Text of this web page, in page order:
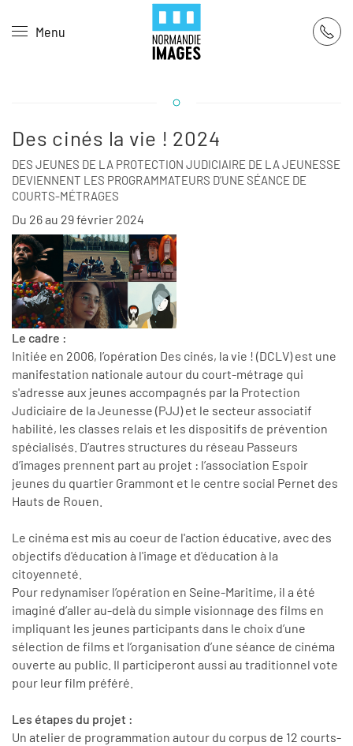
Skip to main content
Menu
Des cinés la vie ! 2024
DES JEUNES DE LA PROTECTION JUDICIAIRE DE LA JEUNESSE
DEVIENNENT LES PROGRAMMATEURS D’UNE SÉANCE DE
COURTS-MÉTRAGES
Du 26 au 29 février 2024
Le cadre :
Initiée en 2006, l’opération Des cinés, la vie ! (DCLV) est une
manifestation nationale autour du court-métrage qui
s'adresse aux jeunes accompagnés par la Protection
Judiciaire de la Jeunesse (PJJ) et le secteur associatif
habilité, les classes relais et les dispositifs de prévention
spécialisés. D’autres structures du réseau Passeurs
d’images prennent part au projet : l’association Espoir
jeunes du quartier Grammont et le centre social Pernet des
Hauts de Rouen.
Le cinéma est mis au coeur de l'action éducative, avec des
objectifs d'éducation à l'image et d'éducation à la
citoyenneté.
Pour redynamiser l’opération en Seine-Maritime, il a été
imaginé d’aller au-delà du simple visionnage des films en
impliquant les jeunes participants dans le choix d’une
sélection de films et l’organisation d’une séance de cinéma
ouverte au public. Il participeront aussi au traditionnel vote
pour leur film préféré.
Les étapes du projet :
Un atelier de programmation autour du corpus de 12 courts-
Panneau de gestion des cookies